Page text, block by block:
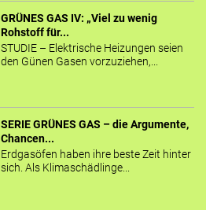
GRÜNES GAS IV: „Viel zu wenig
Rohstoff für...
STUDIE – Elektrische Heizungen seien
den Günen Gasen vorzuziehen,...
SERIE GRÜNES GAS – die Argumente,
Chancen...
Erdgasöfen haben ihre beste Zeit hinter
sich. Als Klimaschädlinge...